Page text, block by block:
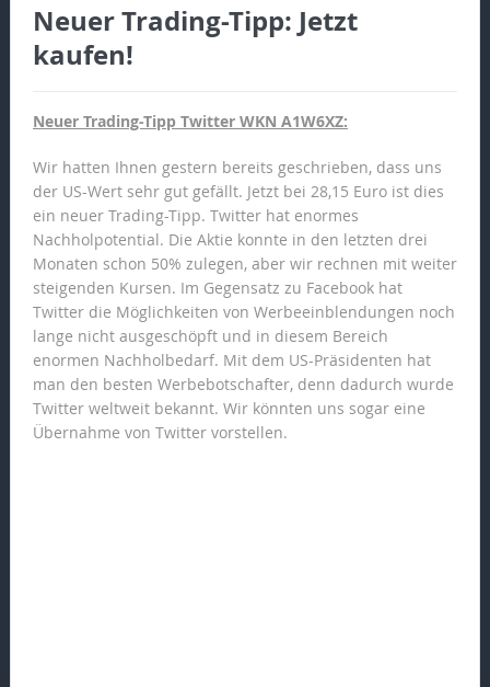
Neuer Trading-Tipp: Jetzt
kaufen!
Neuer Trading-Tipp Twitter WKN A1W6XZ:
Wir hatten Ihnen gestern bereits geschrieben, dass uns
der US-Wert sehr gut gefällt. Jetzt bei 28,15 Euro ist dies
ein neuer Trading-Tipp. Twitter hat enormes
Nachholpotential. Die Aktie konnte in den letzten drei
Monaten schon 50% zulegen, aber wir rechnen mit weiter
steigenden Kursen. Im Gegensatz zu Facebook hat
Twitter die Möglichkeiten von Werbeeinblendungen noch
lange nicht ausgeschöpft und in diesem Bereich
enormen Nachholbedarf. Mit dem US-Präsidenten hat
man den besten Werbebotschafter, denn dadurch wurde
Twitter weltweit bekannt. Wir könnten uns sogar eine
Übernahme von Twitter vorstellen.